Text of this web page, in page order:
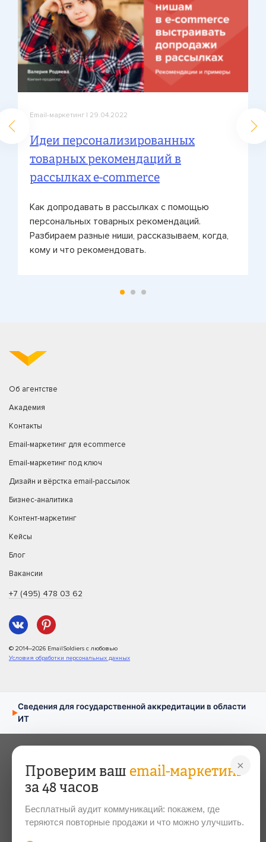
Email-маркетинг | 29.04.2022
Идеи персонализированных
товарных рекомендаций в
рассылках e-commerce
Как допродавать в рассылках с помощью
персональных товарных рекомендаций.
Разбираем разные ниши, рассказываем, когда,
кому и что рекомендовать.
Об агентстве
Академия
Контакты
Email-маркетинг для ecommerce
Email-маркетинг под ключ
Дизайн и вёрстка email-рассылок
Бизнес-аналитика
Контент-маркетинг
Кейсы
Блог
Вакансии
+7 (495) 478 03 62
© 2014–2026 EmailSoldiers с любовью
Условия обработки персональных данных
▶
Сведения для государственной аккредитации в области
ИТ
×
Проверим ваш email-маркетинг
за 48 часов
Бесплатный аудит коммуникаций: покажем, где
теряются повторные продажи и что можно улучшить.